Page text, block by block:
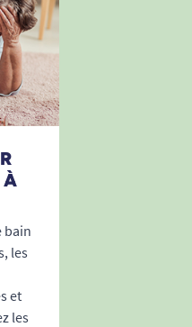
À
bain
les
et
les